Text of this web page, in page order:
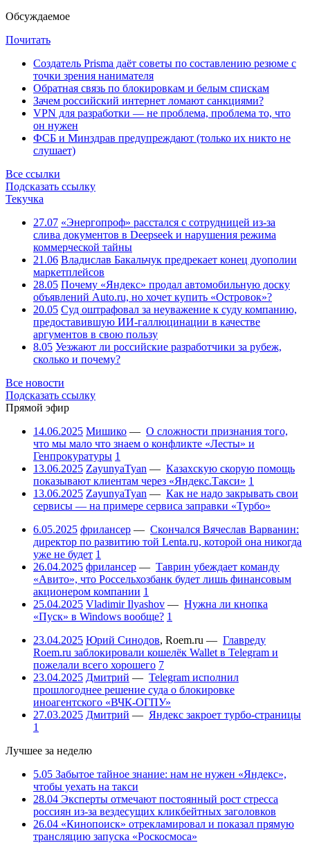
Обсуждаемое
Почитать
Создатель Prisma даёт советы по составлению резюме с
точки зрения нанимателя
Обратная связь по блокировкам и белым спискам
Зачем российский интернет ломают санкциями?
VPN для разработки — не проблема, проблема то, что
он нужен
ФСБ и Минздрав предупреждают (только их никто не
слушает)
Все ссылки
Подсказать ссылку
Текучка
27.07 «Энергопроф» расстался с сотрудницей из-за
слива документов в Deepseek и нарушения режима
коммерческой тайны
21.06 Владислав Бакальчук предрекает конец дуополии
маркетплейсов
28.05 Почему «Яндекс» продал автомобильную доску
объявлений Auto.ru, но хочет купить «Островок»?
20.05 Суд оштрафовал за неуважение к суду компанию,
предоставившую ИИ-галлюцинации в качестве
аргументов в свою пользу
8.05 Уезжают ли российские разработчики за рубеж,
сколько и почему?
Все новости
Подсказать ссылку
Прямой эфир
14.06.2025 Мишико — О сложности признания того,
что мы мало что знаем о конфликте «Лесты» и
Генпрокуратуры 1
13.06.2025 ZayunyaTyan — Казахскую скорую помощь
показывают клиентам через «Яндекс.Такси» 1
13.06.2025 ZayunyaTyan — Как не надо закрывать свои
сервисы — на примере сервиса заправки «Турбо»
6.05.2025 фрилансер — Скончался Вячеслав Варванин:
директор по развитию той Lenta.ru, которой она никогда
уже не будет 1
26.04.2025 фрилансер — Таврин убеждает команду
«Авито», что Россельхозбанк будет лишь финансовым
акционером компании 1
25.04.2025 Vladimir Ilyashov — Нужна ли кнопка
«Пуск» в Windows вообще? 1
23.04.2025 Юрий Синодов, Roem.ru — Главреду
Roem.ru заблокировали кошелёк Wallet в Telegram и
пожелали всего хорошего 7
23.04.2025 Дмитрий — Telegram исполнил
прошлогоднее решение суда о блокировке
иноагентского «ВЧК-ОГПУ»
27.03.2025 Дмитрий — Яндекс закроет турбо-страницы
1
Лучшее за неделю
5.05 Забытое тайное знание: нам не нужен «Яндекс»,
чтобы уехать на такси
28.04 Эксперты отмечают постоянный рост стресса
россиян из-за вездесущих кликбейтных заголовков
26.04 «Кинопоиск» отрекламировал и показал прямую
трансляцию запуска «Роскосмоса»